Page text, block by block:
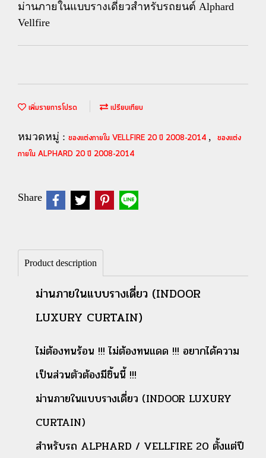
ม่านภายในแบบรางเดี่ยวสำหรับรถยนต์ Alphard
Vellfire
เพิ่มรายการโปรด เปรียบเทียบ
หมวดหมู่ : ของแต่งภายใน VELLFIRE 20 ปี 2008-2014 , ของแต่ง
ภายใน ALPHARD 20 ปี 2008-2014
Share
Product description
ม่านภายในแบบรางเดี่ยว (INDOOR
LUXURY CURTAIN)
ไม่ต้องทนร้อน !!! ไม่ต้องทนแดด !!! อยากได้ความ
เป็นส่วนตัวต้องมีชิ้นนี้ !!!
ม่านภายในแบบรางเดี่ยว (INDOOR LUXURY
CURTAIN)
สำหรับรถ ALPHARD / VELLFIRE 20 ตั้งแต่ปี